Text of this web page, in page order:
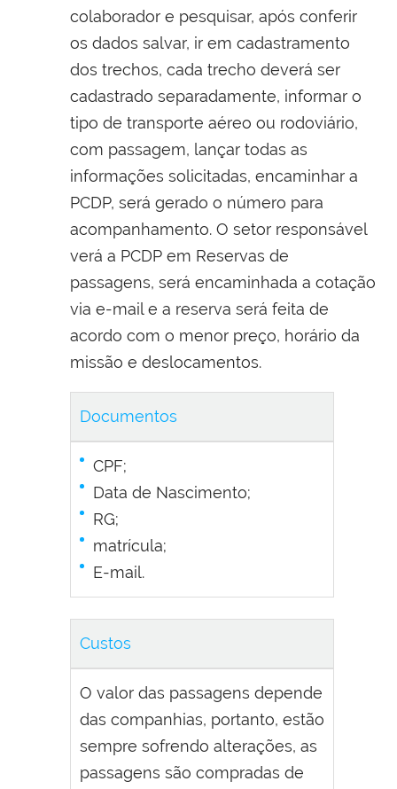
colaborador e pesquisar, após conferir
os dados salvar, ir em cadastramento
dos trechos, cada trecho deverá ser
cadastrado separadamente, informar o
tipo de transporte aéreo ou rodoviário,
com passagem, lançar todas as
informações solicitadas, encaminhar a
PCDP, será gerado o número para
acompanhamento. O setor responsável
verá a PCDP em Reservas de
passagens, será encaminhada a cotação
via e-mail e a reserva será feita de
acordo com o menor preço, horário da
missão e deslocamentos.
Documentos
CPF;
Data de Nascimento;
RG;
matrícula;
E-mail.
Custos
O valor das passagens depende
das companhias, portanto, estão
sempre sofrendo alterações, as
passagens são compradas de